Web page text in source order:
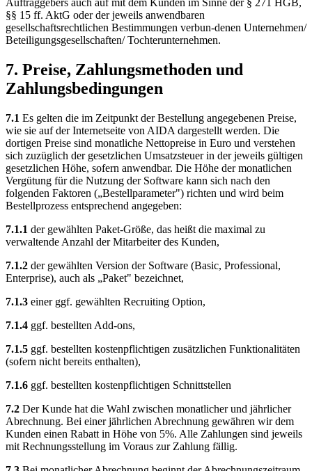
§§ 15 ff. AktG oder der jeweils anwendbaren
gesellschaftsrechtlichen Bestimmungen verbun-denen Unternehmen/
Beteiligungsgesellschaften/ Tochterunternehmen.
7. Preise, Zahlungsmethoden und
Zahlungsbedingungen
7.1 Es gelten die im Zeitpunkt der Bestellung angegebenen Preise,
wie sie auf der Internetseite von AIDA dargestellt werden. Die
dortigen Preise sind monatliche Nettopreise in Euro und verstehen
sich zuzüglich der gesetzlichen Umsatzsteuer in der jeweils gültigen
gesetzlichen Höhe, sofern anwendbar. Die Höhe der monatlichen
Vergütung für die Nutzung der Software kann sich nach den
folgenden Faktoren („Bestellparameter") richten und wird beim
Bestellprozess entsprechend angegeben:
7.1.1 der gewählten Paket-Größe, das heißt die maximal zu
verwaltende Anzahl der Mitarbeiter des Kunden,
7.1.2 der gewählten Version der Software (Basic, Professional,
Enterprise), auch als „Paket" bezeichnet,
7.1.3 einer ggf. gewählten Recruiting Option,
7.1.4 ggf. bestellten Add-ons,
7.1.5 ggf. bestellten kostenpflichtigen zusätzlichen Funktionalitäten
(sofern nicht bereits enthalten),
7.1.6 ggf. bestellten kostenpflichtigen Schnittstellen
7.2 Der Kunde hat die Wahl zwischen monatlicher und jährlicher
Abrechnung. Bei einer jährlichen Abrechnung gewähren wir dem
Kunden einen Rabatt in Höhe von 5%. Alle Zahlungen sind jeweils
mit Rechnungsstellung im Voraus zur Zahlung fällig.